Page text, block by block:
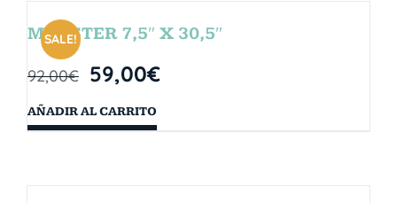
SALE!
MONSTER 7,5″ X 30,5″
92,00€ 59,00€
AÑADIR AL CARRITO